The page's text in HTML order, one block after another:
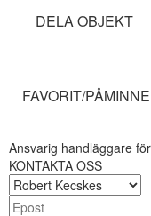
DELA OBJEKT
FAVORIT/
Ansvarig handläggare
KONTAKTA OSS